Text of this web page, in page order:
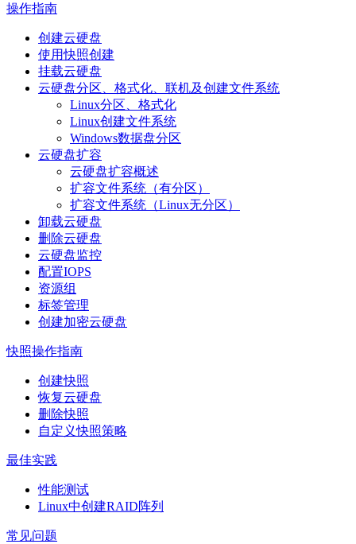
操作指南
创建云硬盘
使用快照创建
挂载云硬盘
云硬盘分区、格式化、联机及创建文件系统
Linux分区、格式化
Linux创建文件系统
Windows数据盘分区
云硬盘扩容
云硬盘扩容概述
扩容文件系统（有分区）
扩容文件系统（Linux无分区）
卸载云硬盘
删除云硬盘
云硬盘监控
配置IOPS
资源组
标签管理
创建加密云硬盘
快照操作指南
创建快照
恢复云硬盘
删除快照
自定义快照策略
最佳实践
性能测试
Linux中创建RAID阵列
常见问题